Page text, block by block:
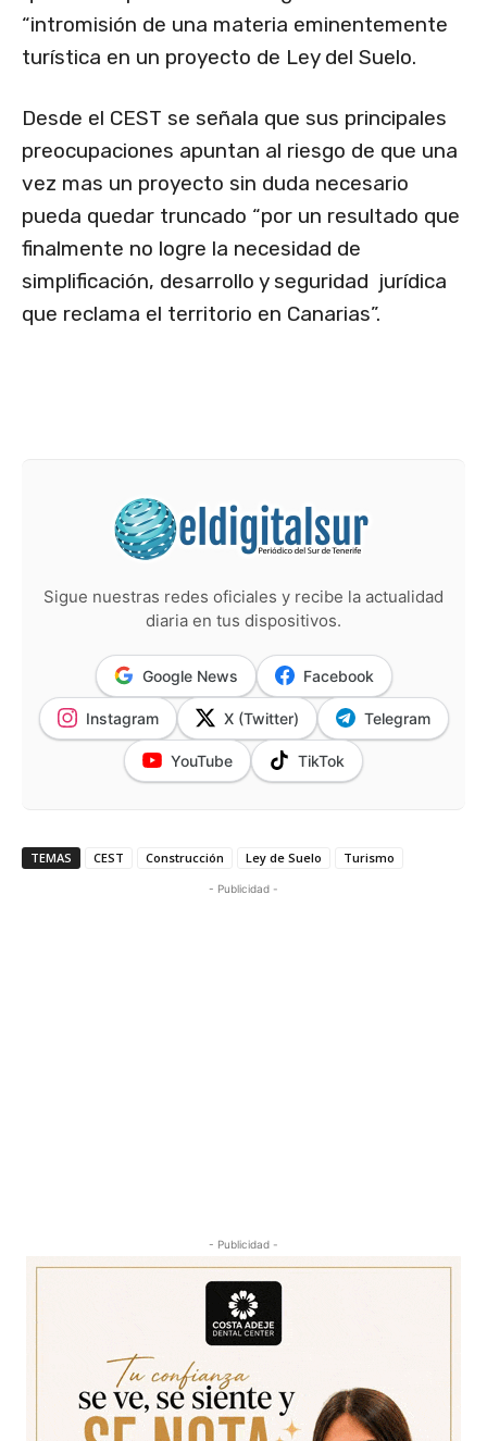
“intromisión de una materia eminentemente
turística en un proyecto de Ley del Suelo.
Desde el CEST se señala que sus principales
preocupaciones apuntan al riesgo de que una
vez mas un proyecto sin duda necesario
pueda quedar truncado “por un resultado que
finalmente no logre la necesidad de
simplificación, desarrollo y seguridad jurídica
que reclama el territorio en Canarias”.
Sigue nuestras redes oficiales y recibe la actualidad
diaria en tus dispositivos.
Google News Facebook
Instagram X (Twitter) Telegram
YouTube TikTok
TEMAS CEST Construcción Ley de Suelo Turismo
- Publicidad -
- Publicidad -